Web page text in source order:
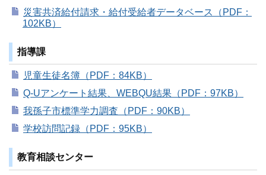
災害共済給付請求・給付受給者データベース（PDF：
102KB）
指導課
児童生徒名簿（PDF：84KB）
Q-Uアンケート結果、WEBQU結果（PDF：97KB）
我孫子市標準学力調査（PDF：90KB）
学校訪問記録（PDF：95KB）
教育相談センター